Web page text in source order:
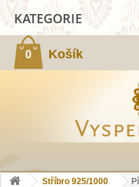
0 Košík
KATEGORIE
Stříbro 925/1000